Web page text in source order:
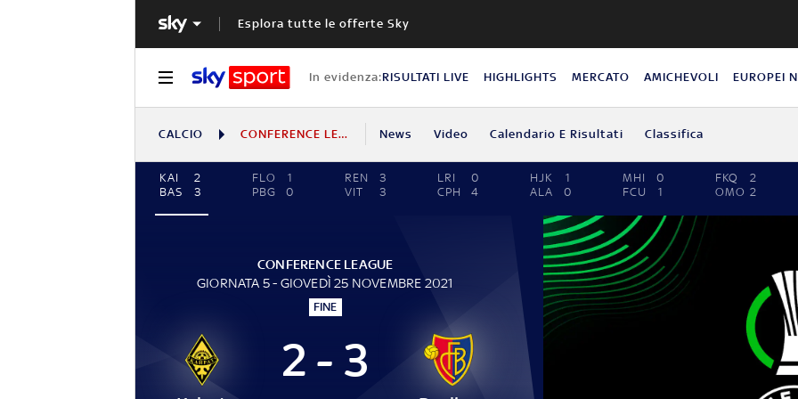
Esplora tutte le offerte Sky
In evidenza:RISULTATI LIVE HIGHLIGHTS MERCATO AMICHEVOLI EUROPEI
CALCIO CONFERENCE LEAGUE News Video Calendario E Risultati Classifica
KAI
2
BAS
3
FLO
1
PBG
0
REN
3
VIT
3
LRI
0
CPH
4
HJK
1
ALA
0
MHI
0
FCU
1
FKQ
2
OMO 2
CONFERENCE LEAGUE
GIORNATA 5 - GIOVEDÌ 25 NOVEMBRE 2021
FINE
2 - 3